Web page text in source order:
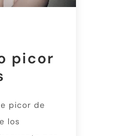
picor
picor de
los